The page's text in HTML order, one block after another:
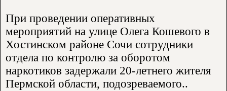
При проведении оперативных
мероприятий на улице Олега Кошевого в
Хостинском районе Сочи сотрудники
отдела по контролю за оборотом
наркотиков задержали 20-летнего жителя
Пермской области, подозреваемого..